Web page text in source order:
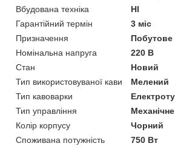
Вбудована техніка
НІ
Гарантійний термін
3 міс
Призначення
Побутове
Номінальна напруга
220 В
Стан
Новий
Тип використовуваної кави
Мелений
Тип кавоварки
Тип управління
Механічне
Колір корпусу
Чорний
Споживана потужність
750 Вт